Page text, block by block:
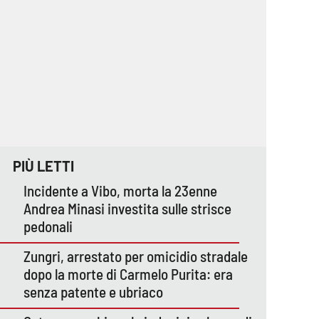
PIÙ LETTI
Incidente a Vibo, morta la 23enne
Andrea Minasi investita sulle strisce
pedonali
Zungri, arrestato per omicidio stradale
dopo la morte di Carmelo Purita: era
senza patente e ubriaco